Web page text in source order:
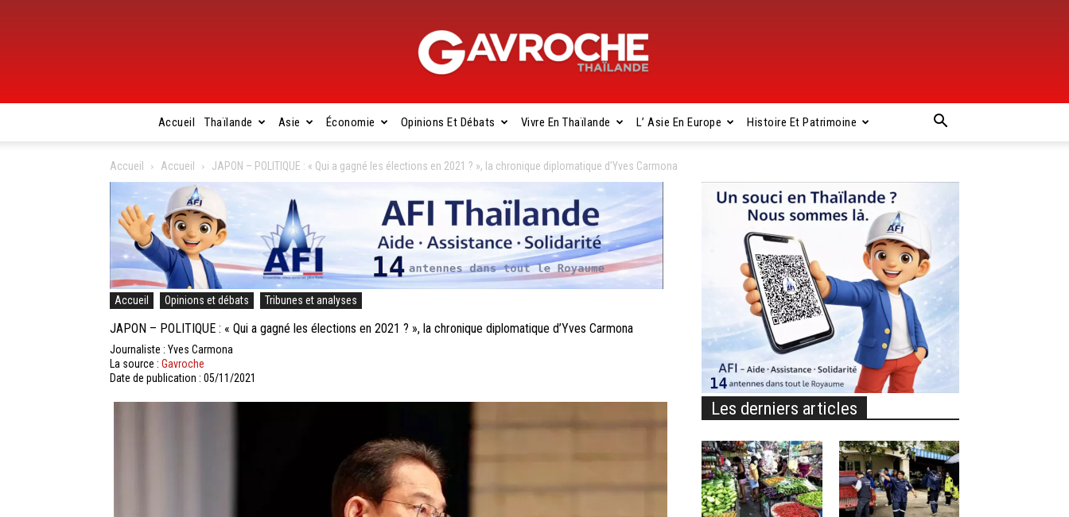
Gavroche
Thaïlande
Accueil Thaïlande Asie Économie Opinions Et Débats Vivre En Thaïlande L’ Asie En Europe Histoire Et Patrimoine
Accueil Accueil JAPON – POLITIQUE : « Qui a gagné les élections en 2021 ? », la chronique diplomatique d’Yves Carmona
Accueil Opinions et débats Tribunes et analyses
JAPON – POLITIQUE : « Qui a gagné les élections en 2021 ? », la chronique diplomatique d’Yves Carmona
Journaliste : Yves Carmona
La source : Gavroche
Date de publication : 05/11/2021
Les derniers articles